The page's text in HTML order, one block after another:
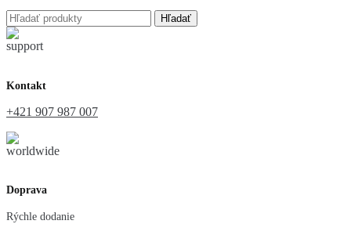
Hľadať
Kontakt
+421 907 987 007
Doprava
Rýchle dodanie